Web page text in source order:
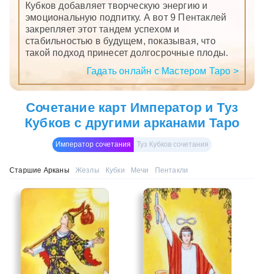
Кубков добавляет творческую энергию и
эмоциональную подпитку. А вот 9 Пентаклей
закрепляет этот тандем успехом и
стабильностью в будущем, показывая, что
такой подход принесет долгосрочные плоды.
Гадать онлайн с Мастером Таро >
Сочетание карт Император и Туз
Кубков с другими арканами Таро
Император сочетания Туз Кубков сочетания
Старшие Арканы Жезлы Кубки Мечи Пентакли